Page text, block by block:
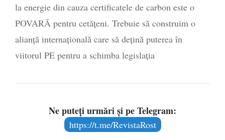
la energie din cauza certificatele de carbon este o
POVARĂ pentru cetățeni. Trebuie să construim o
alianță internațională care să dețină puterea în
viitorul PE pentru a schimba legislația
Ne puteți urmări și pe Telegram:
https://t.me/RevistaRost